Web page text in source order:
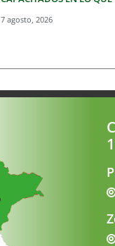
7 agosto, 2026